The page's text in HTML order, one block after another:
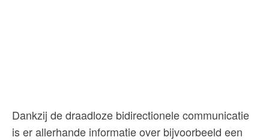
Dankzij de draadloze bidirectionele communicatie
is er allerhande informatie over bijvoorbeeld een